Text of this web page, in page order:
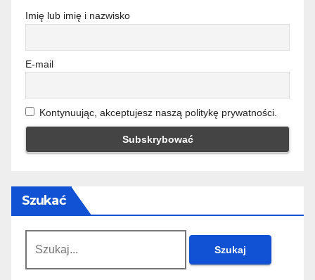
Imię lub imię i nazwisko
E-mail
Kontynuując, akceptujesz naszą politykę prywatności.
Szukać